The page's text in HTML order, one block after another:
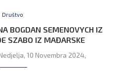
Društvo
BOGDAN SEMENOVYCH IZ
SZABO IZ MAĐARSKE
10 Novembra 2024,